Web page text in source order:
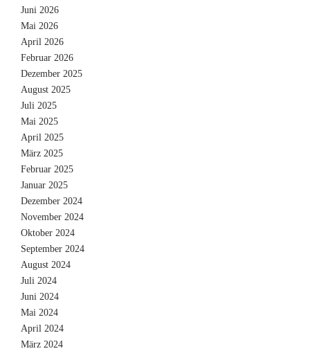
Juni 2026
Mai 2026
April 2026
Februar 2026
Dezember 2025
August 2025
Juli 2025
Mai 2025
April 2025
März 2025
Februar 2025
Januar 2025
Dezember 2024
November 2024
Oktober 2024
September 2024
August 2024
Juli 2024
Juni 2024
Mai 2024
April 2024
März 2024